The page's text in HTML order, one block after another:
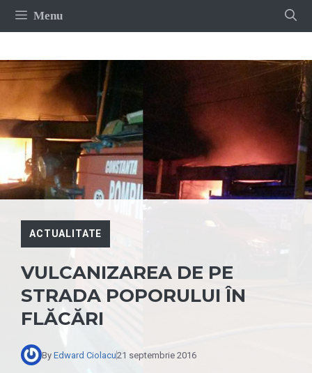
Sari
Menu
ACTUALITATE
VULCANIZAREA DE PE
STRADA POPORULUI ÎN
FLĂCĂRI
By Edward Ciolacu21 septembrie 2016